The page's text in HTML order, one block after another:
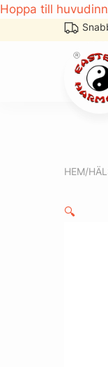
Hoppa till
HEM/
🔍